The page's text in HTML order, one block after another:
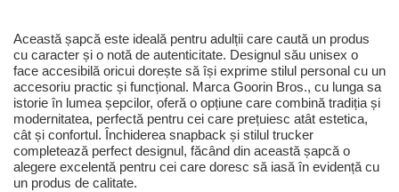
Această șapcă este ideală pentru adulții care caută un produs
cu caracter și o notă de autenticitate. Designul său unisex o
face accesibilă oricui dorește să își exprime stilul personal cu un
accesoriu practic și funcțional. Marca Goorin Bros., cu lunga sa
istorie în lumea șepcilor, oferă o opțiune care combină tradiția și
modernitatea, perfectă pentru cei care prețuiesc atât estetica,
cât și confortul. Închiderea snapback și stilul trucker
completează perfect designul, făcând din această șapcă o
alegere excelentă pentru cei care doresc să iasă în evidență cu
un produs de calitate.